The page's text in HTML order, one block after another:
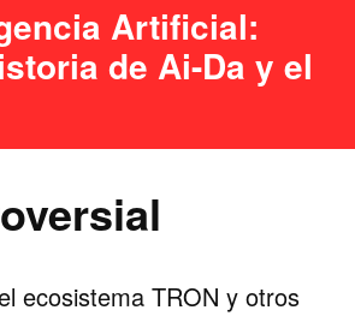
Artificial:
de Ai-Da y el
ecosistema TRON y otros